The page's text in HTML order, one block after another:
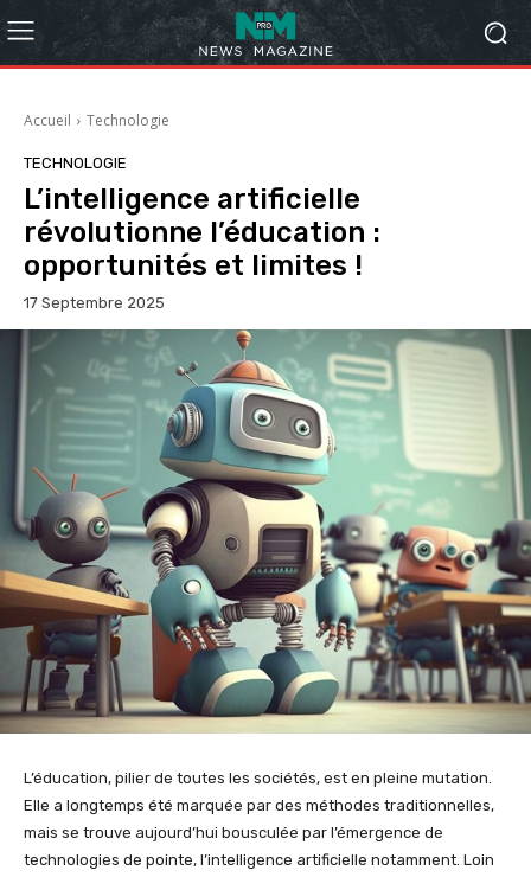
Accueil Technologie
TECHNOLOGIE
L’intelligence artificielle
révolutionne l’éducation :
opportunités et limites !
17 Septembre 2025
L’éducation, pilier de toutes les sociétés, est en pleine mutation.
Elle a longtemps été marquée par des méthodes traditionnelles,
mais se trouve aujourd’hui bousculée par l’émergence de
technologies de pointe, l’intelligence artificielle notamment. Loin